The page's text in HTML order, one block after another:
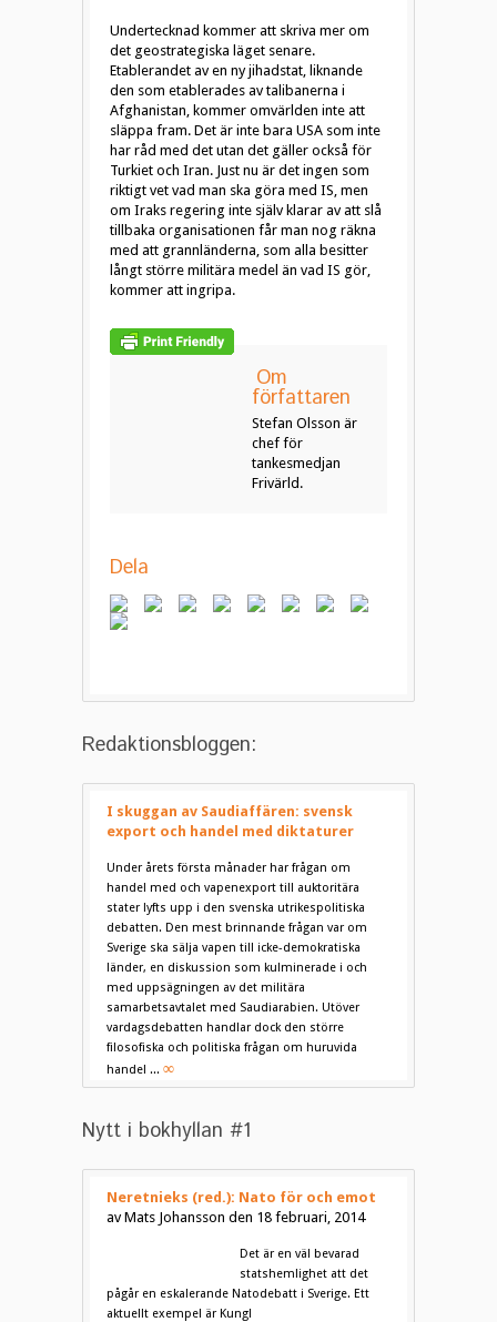
Undertecknad kommer att skriva mer om
det geostrategiska läget senare.
Etablerandet av en ny jihadstat, liknande
den som etablerades av talibanerna i
Afghanistan, kommer omvärlden inte att
släppa fram. Det är inte bara USA som inte
har råd med det utan det gäller också för
Turkiet och Iran. Just nu är det ingen som
riktigt vet vad man ska göra med IS, men
om Iraks regering inte själv klarar av att slå
tillbaka organisationen får man nog räkna
med att grannländerna, som alla besitter
långt större militära medel än vad IS gör,
kommer att ingripa.
Om
författaren
Stefan Olsson är
chef för
tankesmedjan
Frivärld.
Dela
Redaktionsbloggen:
I skuggan av Saudiaffären: svensk
export och handel med diktaturer
Under årets första månader har frågan om
handel med och vapenexport till auktoritära
stater lyfts upp i den svenska utrikespolitiska
debatten. Den mest brinnande frågan var om
Sverige ska sälja vapen till icke-demokratiska
länder, en diskussion som kulminerade i och
med uppsägningen av det militära
samarbetsavtalet med Saudiarabien. Utöver
vardagsdebatten handlar dock den större
filosofiska och politiska frågan om huruvida
handel ... ∞
Nytt i bokhyllan #1
Neretnieks (red.): Nato för och emot
av Mats Johansson den 18 februari, 2014
Det är en väl bevarad
statshemlighet att det
pågår en eskalerande Natodebatt i Sverige. Ett
aktuellt exempel är Kungl